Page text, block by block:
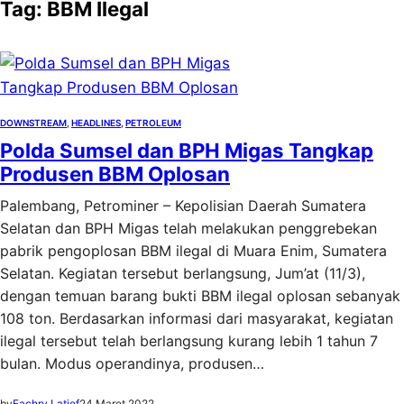
Tag: BBM Ilegal
DOWNSTREAM HEADLINES PETROLEUM
Polda Sumsel dan BPH Migas Tangkap
Produsen BBM Oplosan
Palembang, Petrominer – Kepolisian Daerah Sumatera
Selatan dan BPH Migas telah melakukan penggrebekan
pabrik pengoplosan BBM ilegal di Muara Enim, Sumatera
Selatan. Kegiatan tersebut berlangsung, Jum’at (11/3),
dengan temuan barang bukti BBM ilegal oplosan sebanyak
108 ton. Berdasarkan informasi dari masyarakat, kegiatan
ilegal tersebut telah berlangsung kurang lebih 1 tahun 7
bulan. Modus operandinya, produsen…